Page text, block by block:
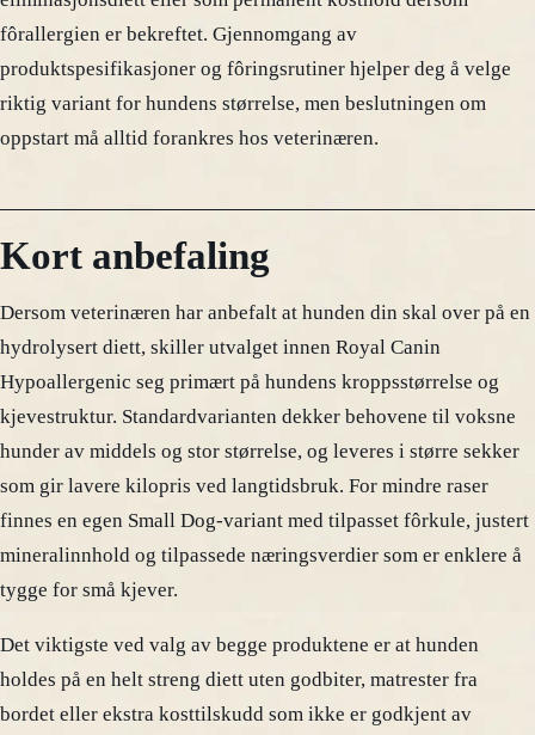
fôrallergien er bekreftet. Gjennomgang av
produktspesifikasjoner og fôringsrutiner hjelper deg å velge
riktig variant for hundens størrelse, men beslutningen om
oppstart må alltid forankres hos veterinæren.
Kort anbefaling
Dersom veterinæren har anbefalt at hunden din skal over på en
hydrolysert diett, skiller utvalget innen Royal Canin
Hypoallergenic seg primært på hundens kroppsstørrelse og
kjevestruktur. Standardvarianten dekker behovene til voksne
hunder av middels og stor størrelse, og leveres i større sekker
som gir lavere kilopris ved langtidsbruk. For mindre raser
finnes en egen Small Dog-variant med tilpasset fôrkule, justert
mineralinnhold og tilpassede næringsverdier som er enklere å
tygge for små kjever.
Det viktigste ved valg av begge produktene er at hunden
holdes på en helt streng diett uten godbiter, matrester fra
bordet eller ekstra kosttilskudd som ikke er godkjent av